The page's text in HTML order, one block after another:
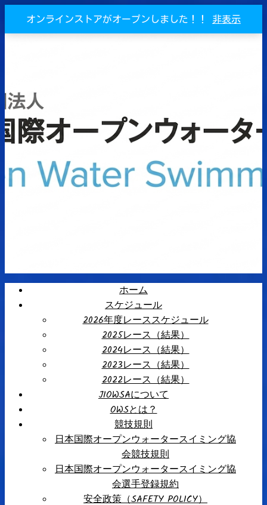
オンラインストアがオープンしました！！ 非表示
ホーム
スケジュール
2026年度レーススケジュール
2025レース（結果）
2024レース（結果）
2023レース（結果）
2022レース（結果）
JIOWSAについて
OWSとは？
競技規則
日本国際オープンウォータースイミング協
会競技規則
日本国際オープンウォータースイミング協
会選手登録規約
安全政策（SAFETY POLICY）